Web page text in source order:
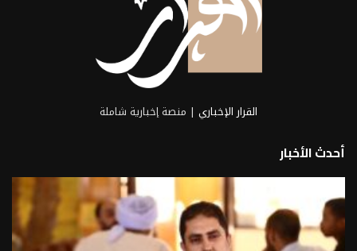
القرار الإخباري | منصة إخبارية شاملة
أحدث الأخبار